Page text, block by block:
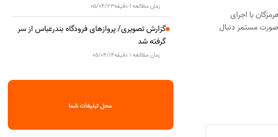
با اجرای
مستمر دنبال
زمان مطالعه 1 دقیقه 05/04/23
گزارش تصویری/ پروازهای فرودگاه بندرعباس از سر
گرفته شد
زمان مطالعه 1 دقیقه 05/04/14